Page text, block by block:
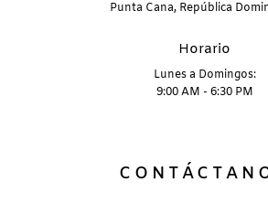
Punta Cana, República
Horario
Lunes a Domingos:
9:00 AM - 6:30 PM